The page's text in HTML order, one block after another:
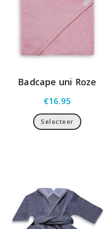
Badcape uni Roze
€16.95
Selecteer